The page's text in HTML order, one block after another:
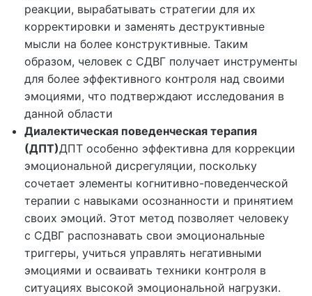
реакции, вырабатывать стратегии для их
корректировки и заменять деструктивные
мысли на более конструктивные. Таким
образом, человек с СДВГ получает инструменты
для более эффективного контроля над своими
эмоциями, что подтверждают исследования в
данной области
Диалектическая поведенческая терапия
(ДПТ)ДПТ особенно эффективна для коррекции
эмоциональной дисрегуляции, поскольку
сочетает элементы когнитивно-поведенческой
терапии с навыками осознанности и принятием
своих эмоций. Этот метод позволяет человеку
с СДВГ распознавать свои эмоциональные
триггеры, учиться управлять негативными
эмоциями и осваивать техники контроля в
ситуациях высокой эмоциональной нагрузки.